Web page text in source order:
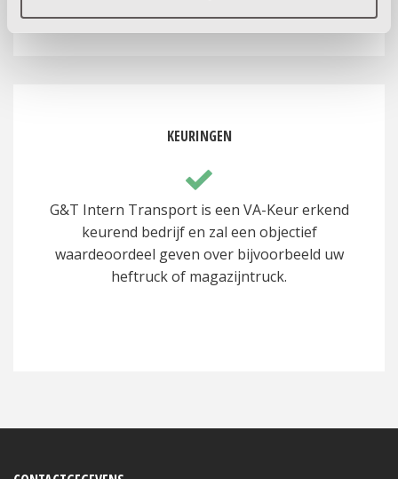
KEURINGEN
G&T Intern Transport is een VA-Keur erkend
keurend bedrijf en zal een objectief
waardeoordeel geven over bijvoorbeeld uw
heftruck of magazijntruck.